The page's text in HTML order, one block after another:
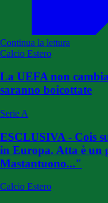
Continua la lettura
Calcio Estero
La UEFA non
saranno boicottate
Serie A
ESCLUSIVA - Cois
in Europa. Atta è un
Mastantuono..."
Calcio Estero